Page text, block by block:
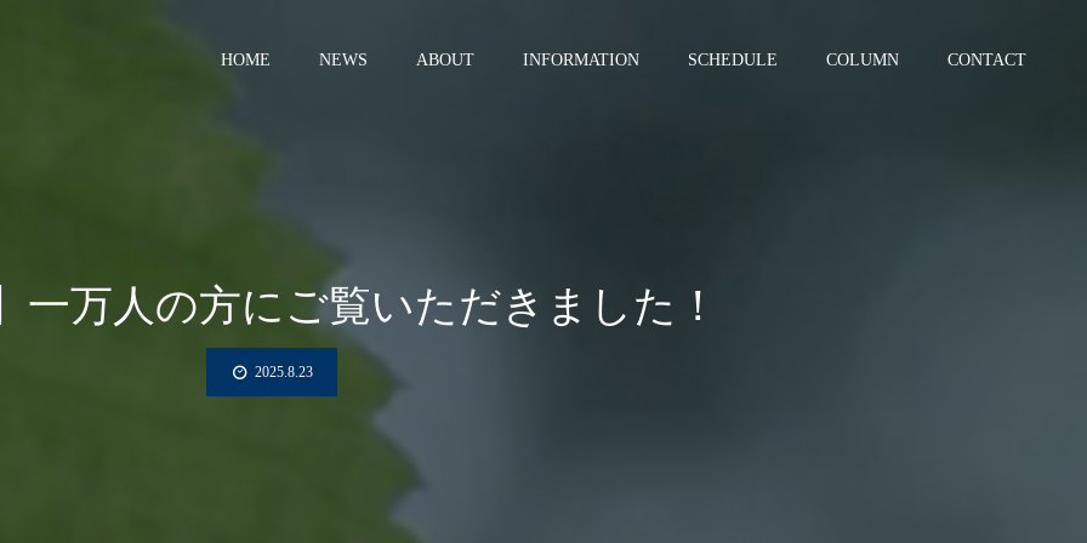
HOME NEWS ABOUT INFORMATION SCHEDULE COLUMN CONTACT
一万人の方にご覧いただきました！
2025.8.23